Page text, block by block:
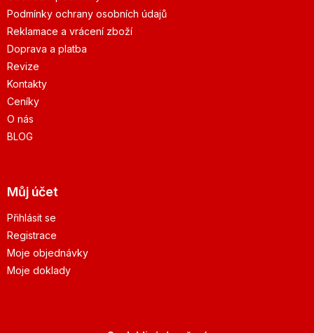
Podmínky ochrany osobních údajů
Reklamace a vrácení zboží
Doprava a platba
Revize
Kontakty
Ceníky
O nás
BLOG
Můj účet
Přihlásit se
Registrace
Moje objednávky
Moje doklady